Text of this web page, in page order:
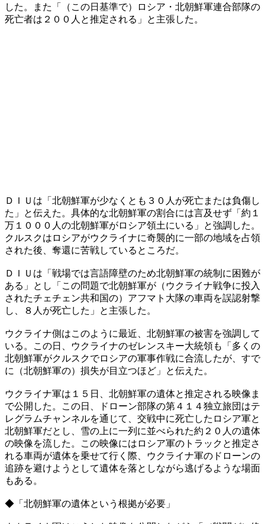
した。また「（この日基準で）ロシア・北朝鮮軍連合部隊の
死亡者は２００人と推定される」と主張した。
ＤＩＵは「北朝鮮軍が少なくとも３０人が死亡または負傷し
た」と伝えた。具体的な北朝鮮軍の割合には言及せず「約１
万１０００人の北朝鮮軍がロシア領土にいる」と強調した。
クルスクはロシアがウクライナに奇襲的に一部の地域を占領
された後、奪還に苦戦しているところだ。
ＤＩＵは「戦場では言語障壁のため北朝鮮軍の統制に困難が
ある」とし「この問題で北朝鮮軍が（ウクライナ戦争に投入
されたチェチェン共和国の）アフマト大隊の車両を誤認射撃
し、８人が死亡した」と主張した。
ウクライナ側はこのように最近、北朝鮮軍の被害を強調して
いる。この日、ウクライナのゼレンスキー大統領も「多くの
北朝鮮軍がクルスクでロシアの軍事作戦に合流したが、すで
に（北朝鮮軍の）損失が目立つほど」と伝えた。
ウクライナ軍は１５日、北朝鮮軍の遺体と推定される映像ま
で公開した。この日、ドローン部隊の第４１４独立旅団はテ
レグラムチャンネルを通じて、交戦中に死亡したロシア軍と
北朝鮮軍だとし、雪の上に一列に並べられた約２０人の遺体
の映像を流した。この映像にはロシア軍のトラックと推定さ
れる車両が遺体を乗せて行く際、ウクライナ軍のドローンの
追跡を避けようとして遺体を落としながら逃げるような場面
もある。
◆「北朝鮮軍の遺体という根拠が必要」